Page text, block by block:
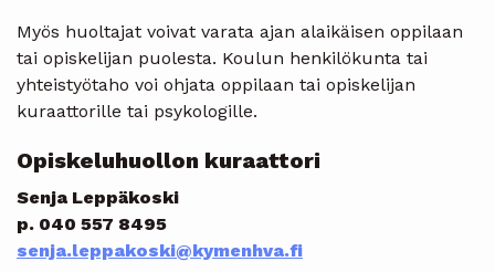
Myös huoltajat voivat varata ajan alaikäisen oppilaan
tai opiskelijan puolesta. Koulun henkilökunta tai
yhteistyötaho voi ohjata oppilaan tai opiskelijan
kuraattorille tai psykologille.
Opiskeluhuollon kuraattori
Senja Leppäkoski
p. 040 557 8495
senja.leppakoski@kymenhva.fi